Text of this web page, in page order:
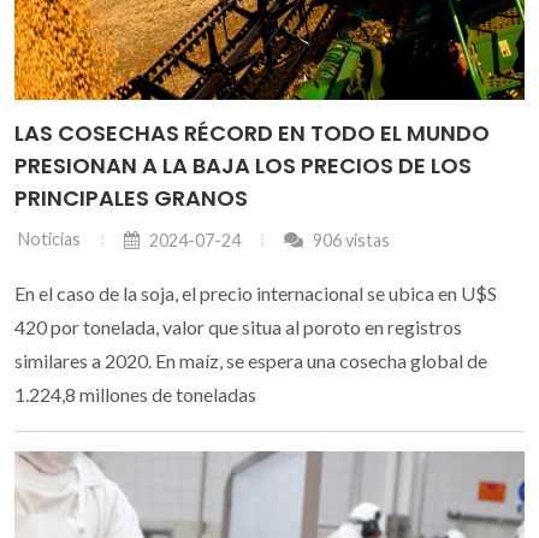
LAS COSECHAS RÉCORD EN TODO EL MUNDO
PRESIONAN A LA BAJA LOS PRECIOS DE LOS
PRINCIPALES GRANOS
Noticias 2024-07-24 906 vistas
En el caso de la soja, el precio internacional se ubica en U$S
420 por tonelada, valor que situa al poroto en registros
similares a 2020. En maíz, se espera una cosecha global de
1.224,8 millones de toneladas